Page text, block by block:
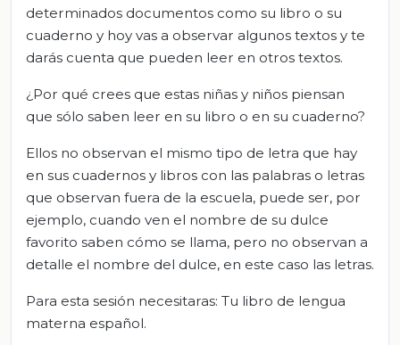
determinados documentos como su libro o su
cuaderno y hoy vas a observar algunos textos y te
darás cuenta que pueden leer en otros textos.
¿Por qué crees que estas niñas y niños piensan
que sólo saben leer en su libro o en su cuaderno?
Ellos no observan el mismo tipo de letra que hay
en sus cuadernos y libros con las palabras o letras
que observan fuera de la escuela, puede ser, por
ejemplo, cuando ven el nombre de su dulce
favorito saben cómo se llama, pero no observan a
detalle el nombre del dulce, en este caso las letras.
Para esta sesión necesitaras: Tu libro de lengua
materna español.